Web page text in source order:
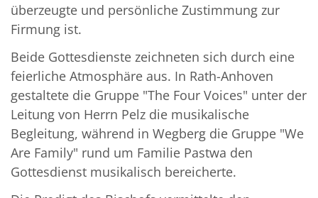
überzeugte und persönliche Zustimmung zur
Firmung ist.
Beide Gottesdienste zeichneten sich durch eine
feierliche Atmosphäre aus. In Rath-Anhoven
gestaltete die Gruppe "The Four Voices" unter der
Leitung von Herrn Pelz die musikalische
Begleitung, während in Wegberg die Gruppe "We
Are Family" rund um Familie Pastwa den
Gottesdienst musikalisch bereicherte.